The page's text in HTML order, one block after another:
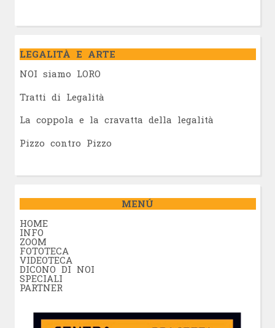
LEGALITÀ E ARTE
NOI siamo LORO
Tratti di Legalità
La coppola e la cravatta della legalità
Pizzo contro Pizzo
MENÚ
HOME
INFO
ZOOM
FOTOTECA
VIDEOTECA
DICONO DI NOI
SPECIALI
PARTNER